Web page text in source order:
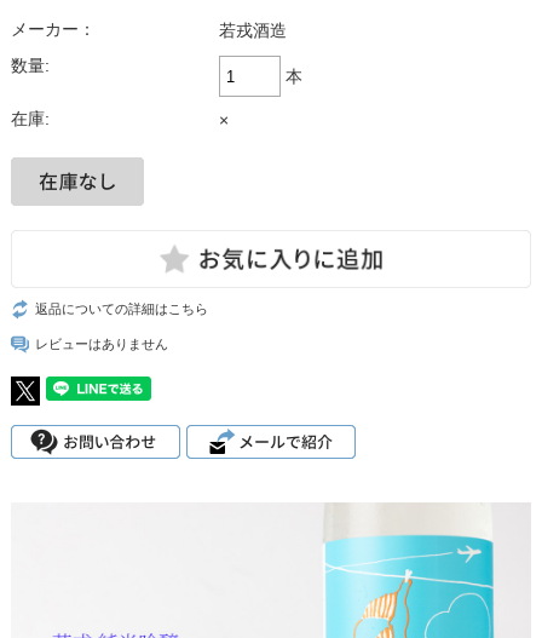
メーカー：
若戎酒造
数量:
本
在庫: ×
返品についての詳細はこちら
レビューはありません